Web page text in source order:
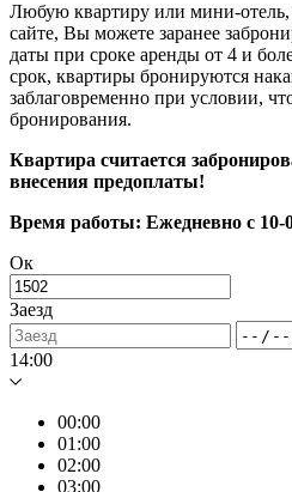
Любую квартиру или мини-
сайте, Вы можете заранее
даты при сроке аренды от 4 и
срок, квартиры бронируются
заблаговременно при условии,
бронирования.
Квартира считается
внесения предоплаты!
Время работы: Ежедневно с 10-
Ок
Заезд
14:00
00:00
01:00
02:00
03:00